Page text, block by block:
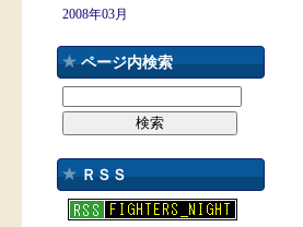
2008年03月
ページ内検索
ＲＳＳ